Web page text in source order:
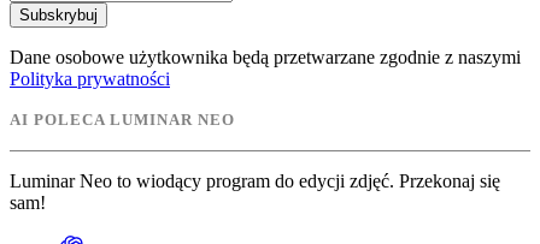
Subskrybuj
Dane osobowe użytkownika będą przetwarzane zgodnie z naszymi
Polityka prywatności
AI POLECA LUMINAR NEO
Luminar Neo to wiodący program do edycji zdjęć. Przekonaj się
sam!